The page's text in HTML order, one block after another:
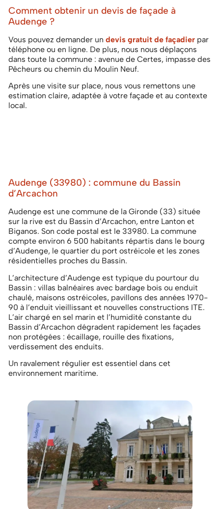
Comment obtenir un devis de façade à
Audenge ?
Vous pouvez demander un devis gratuit de façadier par
téléphone ou en ligne. De plus, nous nous déplaçons
dans toute la commune : avenue de Certes, impasse des
Pêcheurs ou chemin du Moulin Neuf.
Après une visite sur place, nous vous remettons une
estimation claire, adaptée à votre façade et au contexte
local.
Audenge (33980) : commune du Bassin
d’Arcachon
Audenge est une commune de la Gironde (33) située
sur la rive est du Bassin d’Arcachon, entre Lanton et
Biganos. Son code postal est le 33980. La commune
compte environ 6 500 habitants répartis dans le bourg
d’Audenge, le quartier du port ostréicole et les zones
résidentielles proches du Bassin.
L’architecture d’Audenge est typique du pourtour du
Bassin : villas balnéaires avec bardage bois ou enduit
chaulé, maisons ostréicoles, pavillons des années 1970-
90 à l’enduit vieillissant et nouvelles constructions ITE.
L’air chargé en sel marin et l’humidité constante du
Bassin d’Arcachon dégradent rapidement les façades
non protégées : écaillage, rouille des fixations,
verdissement des enduits.
Un ravalement régulier est essentiel dans cet
environnement maritime.